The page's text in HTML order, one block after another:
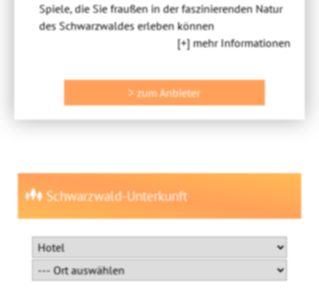
Spiele, die Sie fraußen in der faszinierenden Natur
des Schwarzwaldes erleben können
[+] mehr Informationen
> zum Anbieter
Schwarzwald-Unterkunft